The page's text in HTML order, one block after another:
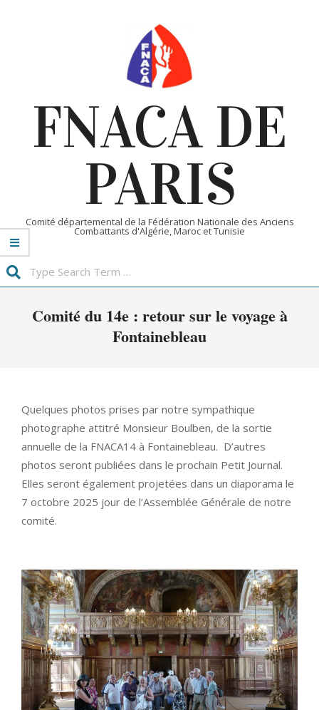
FNACA DE
PARIS
Comité départemental de la Fédération Nationale des Anciens
Combattants d'Algérie, Maroc et Tunisie
Navigation
Comité du 14e : retour sur le voyage à
Fontainebleau
Quelques photos prises par notre sympathique
photographe attitré Monsieur Boulben, de la sortie
annuelle de la FNACA14 à Fontainebleau. D’autres
photos seront publiées dans le prochain Petit Journal.
Elles seront également projetées dans un diaporama le
7 octobre 2025 jour de l’Assemblée Générale de notre
comité.